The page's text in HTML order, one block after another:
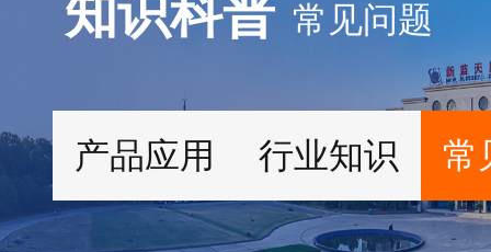
知识科普 常见问题
产品应用 行业知识 常